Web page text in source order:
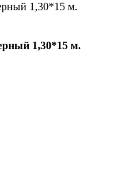
1,30*15 м.